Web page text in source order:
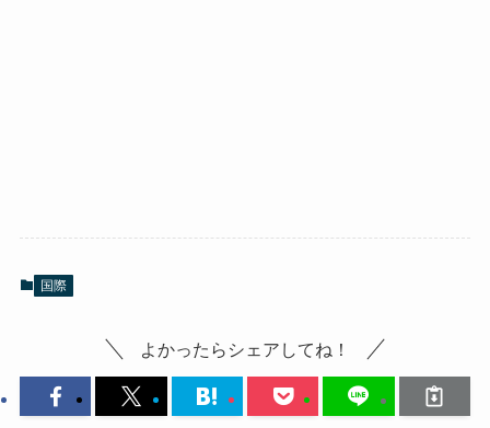
国際
よかったらシェアしてね！